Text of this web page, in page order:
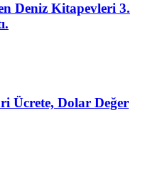
Deniz Kitapevleri 3.
Ücrete, Dolar Değer